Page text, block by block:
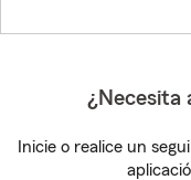
¿Necesita
Inicie o realice un